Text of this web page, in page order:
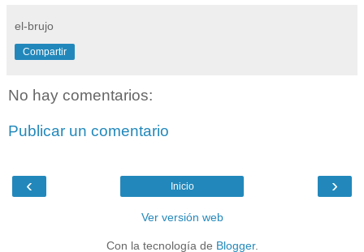
el-brujo
Compartir
No hay comentarios:
Publicar un comentario
‹ ›
Inicio
Ver versión web
Con la tecnología de Blogger.